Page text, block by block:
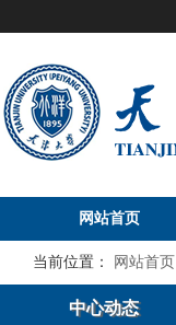
网站首页
当前位置： 网站首页
中心动态